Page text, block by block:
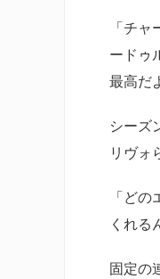
「チ
ードゥ
最高だ
シーズ
リヴォ
「ど
くれる
固定の